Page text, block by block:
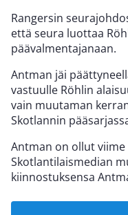
Rangersin
että seura luottaa
päävalmentajanaan.
Antman jäi
vastuulle Röhlin
vain muutaman
Skotlannin
Antman on ollut
Skotlantilaismedian
kiinnostuksensa